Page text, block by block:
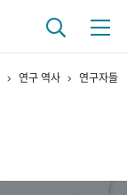
연구 역사 연구자들